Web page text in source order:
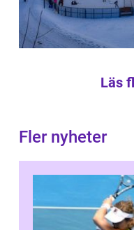
Läs
Fler nyheter